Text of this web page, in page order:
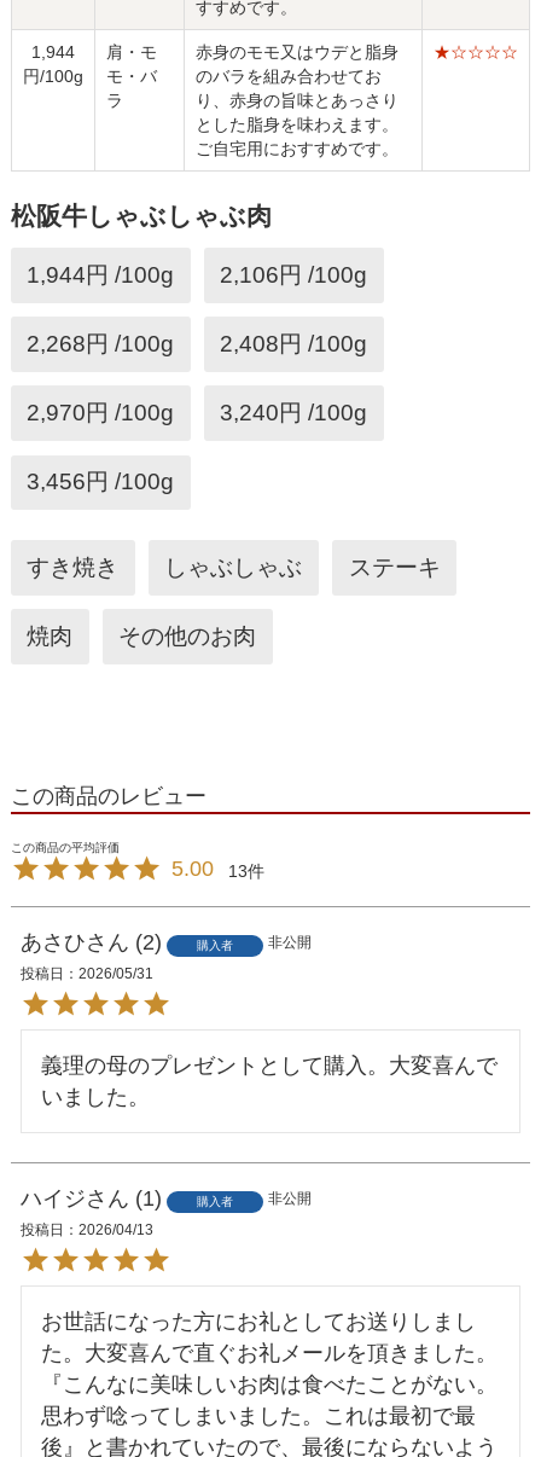
すすめです。
1,944
円/100g
肩・モ
モ・バ
ラ
赤身のモモ又はウデと脂身
のバラを組み合わせてお
り、赤身の旨味とあっさり
とした脂身を味わえます。
ご自宅用におすすめです。
★☆☆☆☆
松阪牛しゃぶしゃぶ肉
1,944円 /100g 2,106円 /100g
2,268円 /100g 2,408円 /100g
2,970円 /100g 3,240円 /100g
3,456円 /100g
すき焼き しゃぶしゃぶ ステーキ
焼肉 その他のお肉
この商品のレビュー
5.00 13
あさひ 2 購入者
非公開
投稿日
2026/05/31
義理の母のプレゼントとして購入。大変喜んで
いました。
ハイジ 1 購入者
非公開
投稿日
2026/04/13
お世話になった方にお礼としてお送りしまし
た。大変喜んで直ぐお礼メールを頂きました。
『こんなに美味しいお肉は食べたことがない。
思わず唸ってしまいました。これは最初で最
後』と書かれていたので、最後にならないよう